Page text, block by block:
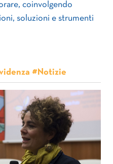
coinvolgendo
soluzioni e strumenti
#Notizie